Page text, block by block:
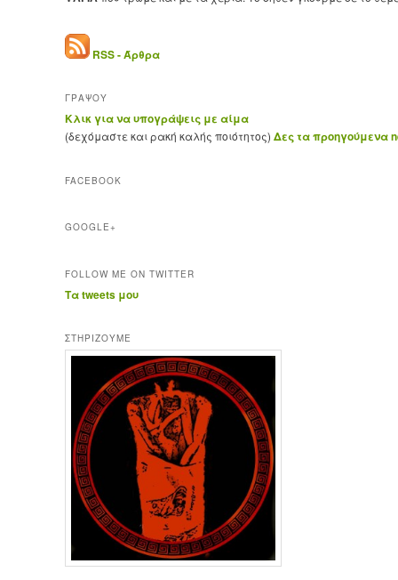
RSS - Άρθρα
ΓΡΑΨΟΥ
Κλικ για να υπογράψεις με αίμα
(δεχόμαστε και ρακή καλής ποιότητος) Δες τα προηγούμενα
FACEBOOK
GOOGLE+
FOLLOW ME ON TWITTER
Τα tweets μου
ΣΤΗΡΊΖΟΥΜΕ